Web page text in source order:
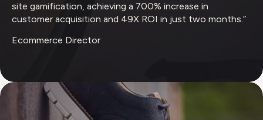
site gamification, achieving a 700% increase in
customer acquisition and 49X ROI in just two months.”
Ecommerce Director